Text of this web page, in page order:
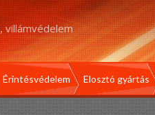
villámvédelem
Érintésvédelem Elosztó gyártás